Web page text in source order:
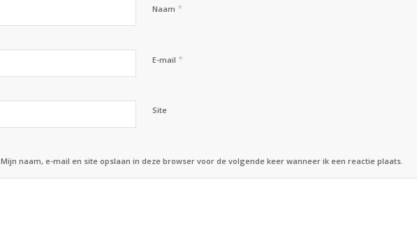
Naam *
E-mail *
Site
Mijn naam, e-mail en site opslaan in deze browser voor de volgende keer wanneer ik een reactie plaats.